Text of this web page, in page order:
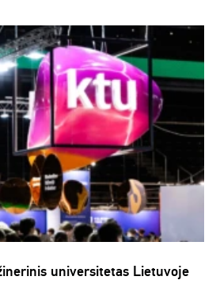
universitetas Lietuvoje